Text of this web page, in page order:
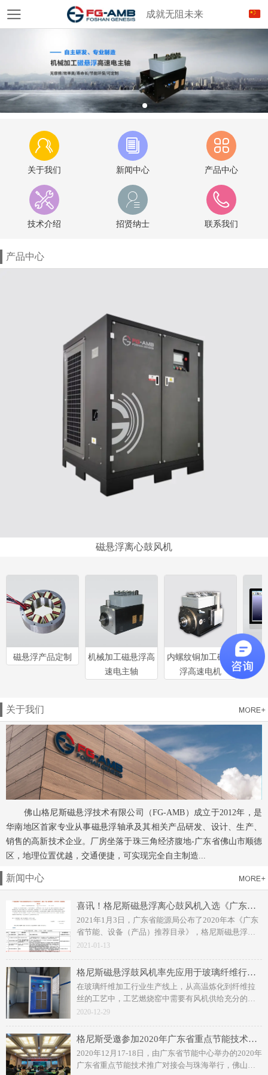
成就无阻未来
关于我们 新闻中心 产品中心
技术介绍 招贤纳士 联系我们
产品中心
磁悬浮离心鼓风机
磁悬浮产品定制
机械加工磁悬浮高
速电主轴
内螺纹铜加工磁悬
浮高速电机
工
关于我们
佛山格尼斯磁悬浮技术有限公司（FG-AMB）成立于2012年，是
华南地区首家专业从事磁悬浮轴承及其相关产品研发、设计、生产、
销售的高新技术企业。厂房坐落于珠三角经济腹地-广东省佛山市顺德
区，地理位置优越，交通便捷，可实现完全自主制造...
新闻中心
喜讯！格尼斯磁悬浮离心鼓风机入选《广东省节能技术、设备（产品）推荐目录》（2020年本）
2021年1月3日，广东省能源局公布了2020年本《广东
省节能、设备（产品）推荐目录》，格尼斯磁悬浮离
心鼓风机作为高端节能设备入选目录名单。
2021-01-13
格尼斯磁悬浮鼓风机率先应用于玻璃纤维行业，助力用户实现节能减排，生产自动化控制
在玻璃纤维加工行业生产线上，从高温炼化到纤维拉
丝的工艺中，工艺燃烧窑中需要有风机供给充分的空
气参与燃烧加工以及输送物料。
2020-12-29
格尼斯受邀参加2020年广东省重点节能技术推广对接会
2020年12月17-18日，由广东省节能中心举办的2020年
广东省重点节能技术推广对接会与珠海举行，佛山格